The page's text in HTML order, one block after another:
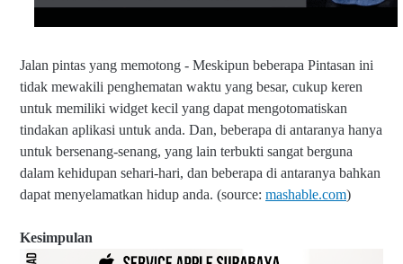
Jalan pintas yang memotong - Meskipun beberapa Pintasan ini
tidak mewakili penghematan waktu yang besar, cukup keren
untuk memiliki widget kecil yang dapat mengotomatiskan
tindakan aplikasi untuk anda. Dan, beberapa di antaranya hanya
untuk bersenang-senang, yang lain terbukti sangat berguna
dalam kehidupan sehari-hari, dan beberapa di antaranya bahkan
dapat menyelamatkan hidup anda. (source: mashable.com)
Kesimpulan